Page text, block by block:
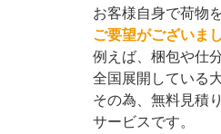
お客様自身で荷物
ご要望がございま
例えば、梱包や仕
全国展開している
その為、無料見積
サービスです。